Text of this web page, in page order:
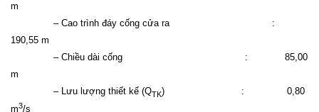
m
– Cao trình đáy cống cửa ra
:
190,55 m
– Chiều dài cống
:
85,00
m
– Lưu lượng thiết kế (QTK) :
0,80
m3/s